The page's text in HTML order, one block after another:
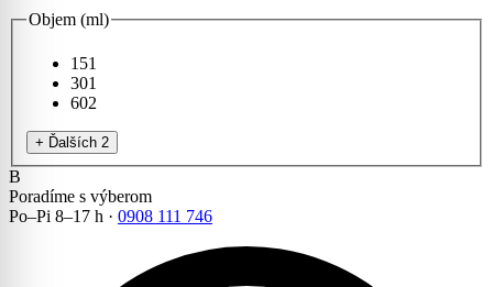
Objem (ml)
151
301
602
+ Ďalších 2
B
Poradíme s výberom
Po–Pi 8–17 h · 0908 111 746